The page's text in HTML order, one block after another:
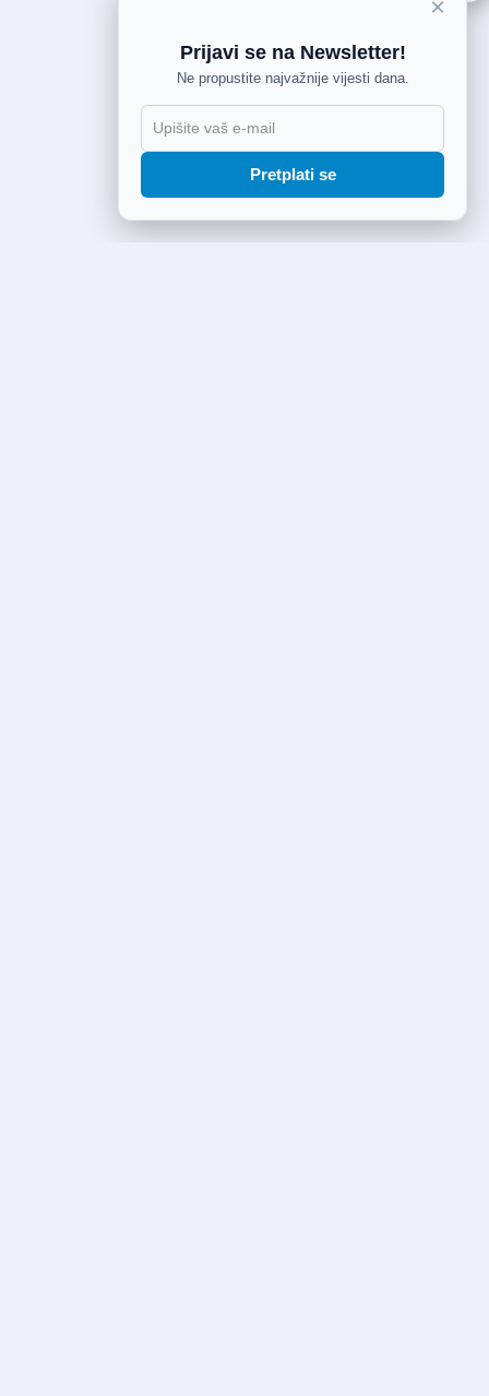
×
Prijavi se na Newsletter!
Ne propustite najvažnije vijesti dana.
Pretplati se